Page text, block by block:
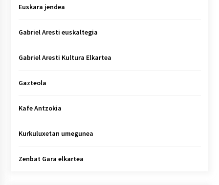
Euskara jendea
Gabriel Aresti euskaltegia
Gabriel Aresti Kultura Elkartea
Gazteola
Kafe Antzokia
Kurkuluxetan umegunea
Zenbat Gara elkartea